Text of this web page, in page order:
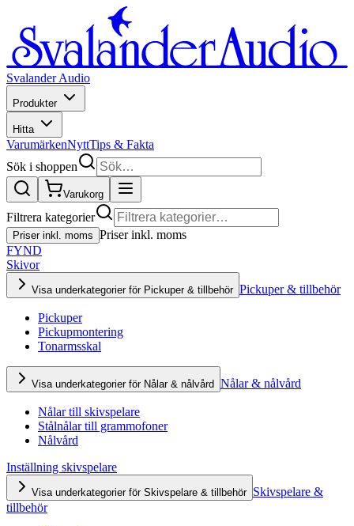
Svalander Audio
Produkter
Hitta
VarumärkenNyttTips & Fakta
Sök i shoppen
Varukorg
Filtrera kategorier
Priser inkl. moms Priser inkl. moms
FYND
Skivor
Visa underkategorier för Pickuper & tillbehör Pickuper & tillbehör
Pickuper
Pickupmontering
Tonarmsskal
Visa underkategorier för Nålar & nålvård Nålar & nålvård
Nålar till skivspelare
Stålnålar till grammofoner
Nålvård
Inställning skivspelare
Visa underkategorier för Skivspelare & tillbehör Skivspelare &
tillbehör